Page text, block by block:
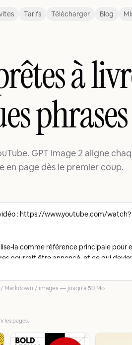
Tarifs Télécharger Blog
à
phrases
GPT Image 2 aligne
en page dès le premier coup.
Markdown / images — jusqu'à 50 Mo
les pages.